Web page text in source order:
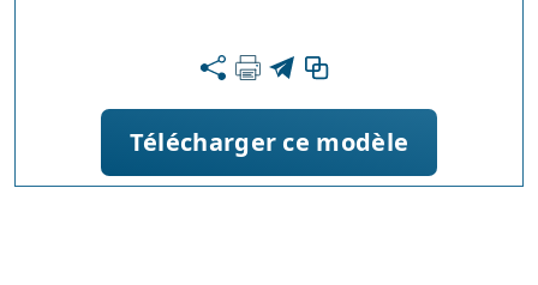
Télécharger ce modèle